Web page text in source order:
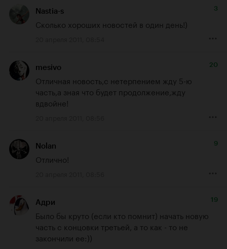
Nastia-s 3
Сколько хороших новостей в один день!)
mesivo 20
Отличная новость,с нетерпением жду 5-ю
часть,а зная что будет продолжение,жду
вдвойне!
Nolan 9
Отлично!
Адри 19
Было бы круто (если кто помнит) начать новую
часть с концовки третьей, а то как - то не
закончили ее:))